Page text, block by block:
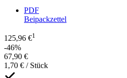
PDF
Beipackzettel
125,96 €1
-46%
67,90 €
1,70 € / Stück